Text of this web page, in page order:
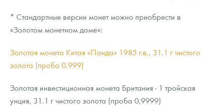
* Стандартные версии монет можно приобрести в
«Золотом монетном доме»:
Золотая монета Китая «Панда» 1985 г.в., 31.1 г чистого
золота (проба 0.999)
Золотая инвестиционная монета Британия - 1 тройская
унция, 31.1 г чистого золота (проба 0,9999)